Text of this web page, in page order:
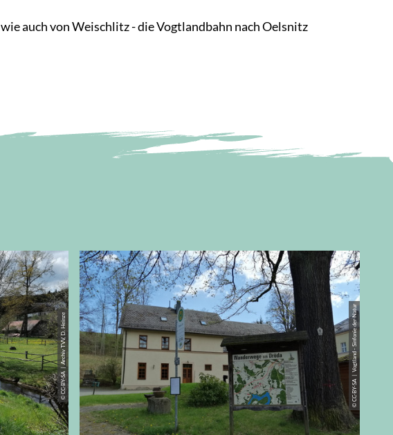
auch von Weischlitz - die Vogtlandbahn nach Oelsnitz
© CC-BY-SA | Archiv TVV, D. Heinze © CC-BY-SA | Vogtland - Sinfonie der Natur